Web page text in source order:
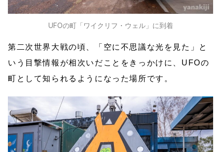
UFOの町「ワイクリフ・ウェル」に到着
第二次世界大戦の頃、「空に不思議な光を見た」と
いう目撃情報が相次いだことをきっかけに、UFOの
町として知られるようになった場所です。